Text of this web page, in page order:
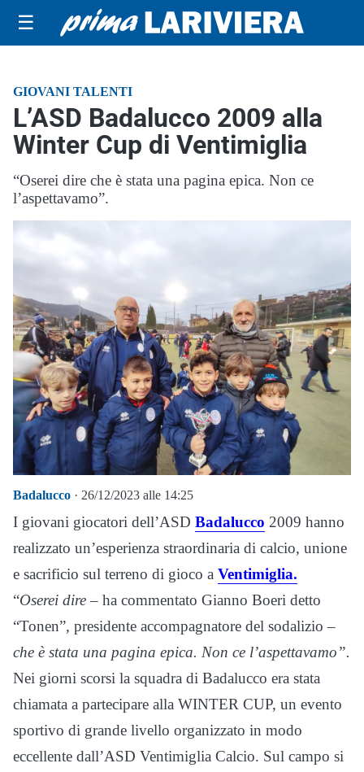
☰
GIOVANI TALENTI
L’ASD Badalucco 2009 alla
Winter Cup di Ventimiglia
“Oserei dire che è stata una pagina epica. Non ce
l’aspettavamo”.
Badalucco · 26/12/2023 alle 14:25
I giovani giocatori dell’ASD Badalucco 2009 hanno
realizzato un’esperienza straordinaria di calcio, unione
e sacrificio sul terreno di gioco a Ventimiglia.
“Oserei dire– ha commentato Gianno Boeri detto
“Tonen”, presidente accompagnatore del sodalizio –
che è stata una pagina epica. Non ce l’aspettavamo”.
Nei giorni scorsi la squadra di Badalucco era stata
chiamata a partecipare alla WINTER CUP, un evento
sportivo di grande livello organizzato in modo
eccellente dall’ASD Ventimiglia Calcio. Sul campo si